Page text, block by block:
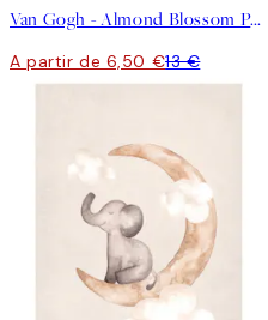
Van Gogh - Almond Blossom Poster
A partir de 6,50 €13 €